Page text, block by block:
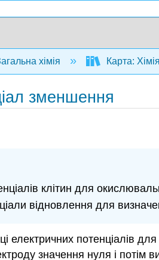
хімія Карта:
зменшення
клітин для
відновлення для
електричних потенціалів
значення нуля і потім